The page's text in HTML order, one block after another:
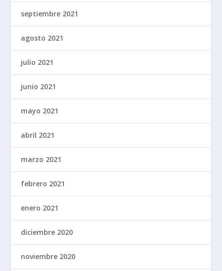
septiembre 2021
agosto 2021
julio 2021
junio 2021
mayo 2021
abril 2021
marzo 2021
febrero 2021
enero 2021
diciembre 2020
noviembre 2020